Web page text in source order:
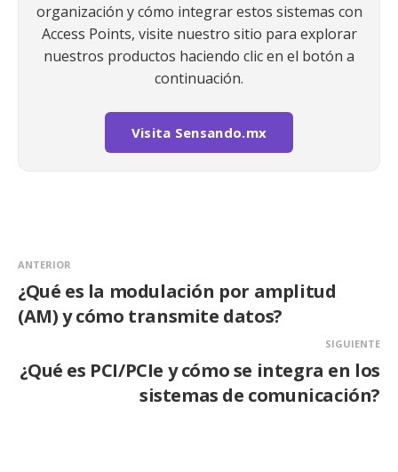
organización y cómo integrar estos sistemas con
Access Points, visite nuestro sitio para explorar
nuestros productos haciendo clic en el botón a
continuación.
Visita Sensando.mx
ANTERIOR
¿Qué es la modulación por amplitud
(AM) y cómo transmite datos?
SIGUIENTE
¿Qué es PCI/PCIe y cómo se integra en los
sistemas de comunicación?